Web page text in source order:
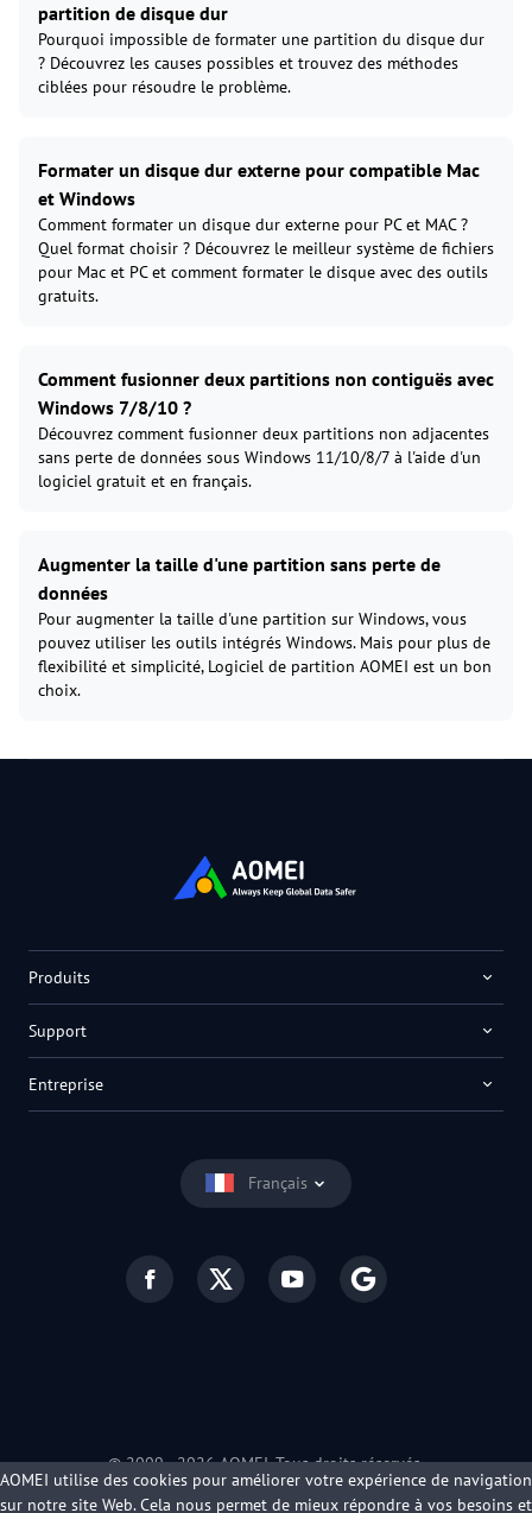
partition de disque dur
Pourquoi impossible de formater une partition du disque dur
? Découvrez les causes possibles et trouvez des méthodes
ciblées pour résoudre le problème.
Formater un disque dur externe pour compatible Mac
et Windows
Comment formater un disque dur externe pour PC et MAC ?
Quel format choisir ? Découvrez le meilleur système de fichiers
pour Mac et PC et comment formater le disque avec des outils
gratuits.
Comment fusionner deux partitions non contiguës avec
Windows 7/8/10 ?
Découvrez comment fusionner deux partitions non adjacentes
sans perte de données sous Windows 11/10/8/7 à l'aide d'un
logiciel gratuit et en français.
Augmenter la taille d'une partition sans perte de
données
Pour augmenter la taille d'une partition sur Windows, vous
pouvez utiliser les outils intégrés Windows. Mais pour plus de
flexibilité et simplicité, Logiciel de partition AOMEI est un bon
choix.
Français
Produits
Support
Entreprise
© 2009 -2026AOMEI. Tous droits réservés.
Politique de confidentialité
Conditions d’utilisation
AOMEI utilise des cookies pour améliorer votre expérience de navigation
sur notre site Web. Cela nous permet de mieux répondre à vos besoins et